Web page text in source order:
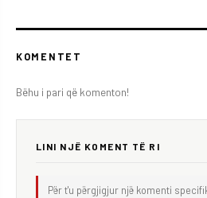
KOMENTET
Bëhu i pari që komenton!
LINI NJË KOMENT TË RI
Për t'u përgjigjur një komenti